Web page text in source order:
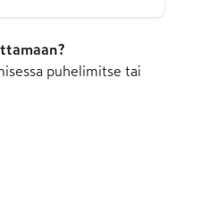
puhelimitse tai